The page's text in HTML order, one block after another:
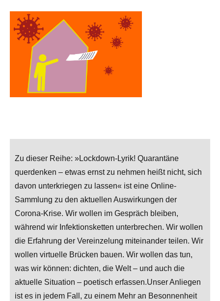
Zu dieser Reihe: »Lockdown-Lyrik! Quarantäne
querdenken – etwas ernst zu nehmen heißt nicht, sich
davon unterkriegen zu lassen« ist eine Online-
Sammlung zu den aktuellen Auswirkungen der
Corona-Krise. Wir wollen im Gespräch bleiben,
während wir Infektionsketten unterbrechen. Wir wollen
die Erfahrung der Vereinzelung miteinander teilen. Wir
wollen virtuelle Brücken bauen. Wir wollen das tun,
was wir können: dichten, die Welt – und auch die
aktuelle Situation – poetisch erfassen.Unser Anliegen
ist es in jedem Fall, zu einem Mehr an Besonnenheit